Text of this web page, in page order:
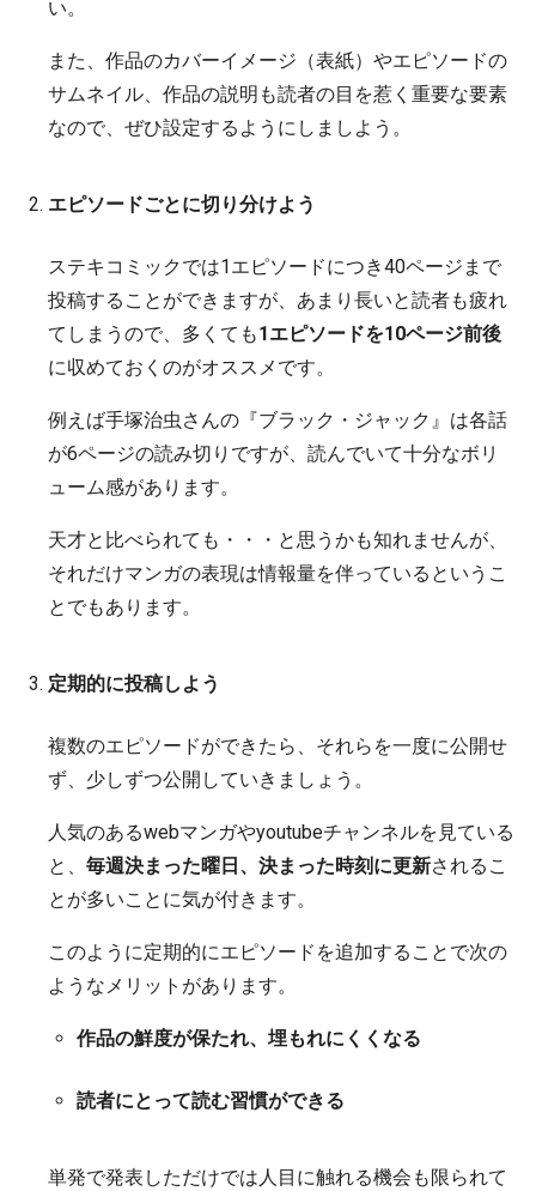
い。
また、作品のカバーイメージ（表紙）やエピソードの
サムネイル、作品の説明も読者の目を惹く重要な要素
なので、ぜひ設定するようにしましよう。
エピソードごとに切り分けよう
ステキコミックでは1エピソードにつき40ページまで
投稿することができますが、あまり長いと読者も疲れ
てしまうので、多くても1エピソードを10ページ前後
に収めておくのがオススメです。
例えば手塚治虫さんの『ブラック・ジャック』は各話
が6ページの読み切りですが、読んでいて十分なボリ
ューム感があります。
天才と比べられても・・・と思うかも知れませんが、
それだけマンガの表現は情報量を伴っているというこ
とでもあります。
定期的に投稿しよう
複数のエピソードができたら、それらを一度に公開せ
ず、少しずつ公開していきましょう。
人気のあるwebマンガやyoutubeチャンネルを見ている
と、 毎週決まった曜日、決まった時刻に更新されるこ
とが多いことに気が付きます。
このように定期的にエピソードを追加することで次の
ようなメリットがあります。
作品の鮮度が保たれ、埋もれにくくなる
読者にとって読む習慣ができる
単発で発表しただけでは人目に触れる機会も限られて